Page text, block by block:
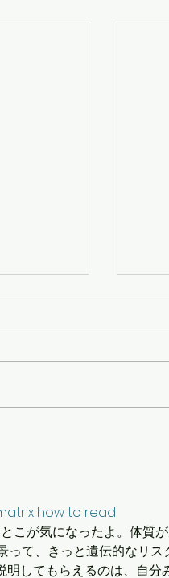
how to read
こが気になったよ。体質
って、きっと遺伝的なリス
してもらえるのは、自分